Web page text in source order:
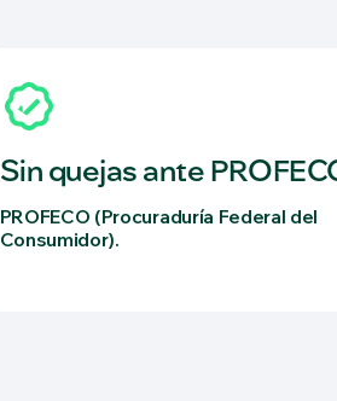
Sin quejas ante
PROFECO (Procuraduría Federal del
Consumidor).